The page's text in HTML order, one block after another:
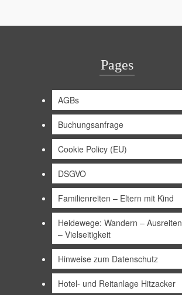
Pages
AGBs
Buchungsanfrage
Cookie Policy (EU)
DSGVO
Familienreiten – Eltern mit Kind
Heidewege: Wandern – Ausreiten
– Vielseitigkeit
Hinweise zum Datenschutz
Hotel- und Reitanlage Hitzacker